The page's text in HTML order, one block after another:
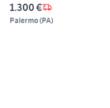
1.300 €
Palermo(PA)